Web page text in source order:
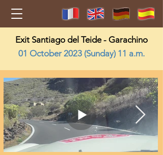
Exit Santiago del Teide - Garachino
01 October 2023 (Sunday) 11 a.m.